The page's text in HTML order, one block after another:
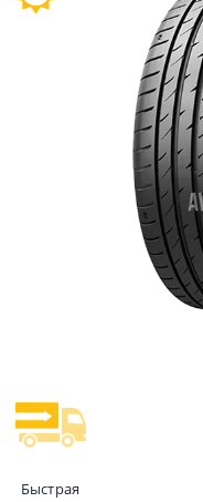
Быстрая